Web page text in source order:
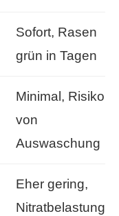
Sofort, Rasen
grün in Tagen
Minimal, Risiko
von
Auswaschung
Eher gering,
Nitratbelastung